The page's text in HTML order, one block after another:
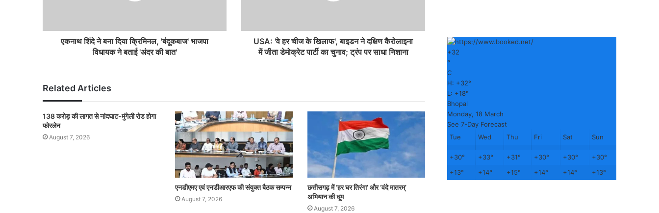
एकनाथ शिंदे ने बना दिया क्रिमिनल, 'बंदूकबाज' भाजपा
विधायक ने बताई 'अंदर की बात'
USA: 'वे हर चीज के खिलाफ', बाइडन ने दक्षिण कैरोलाइना
में जीता डेमोक्रेट पार्टी का चुनाव; ट्रंप पर साधा निशाना
Related Articles
138 करोड़ की लागत से नांदघाट-मुंगेली रोड होगा
फोरलेन
August 7, 2026
एनडीएमए एवं एनडीआरएफ की संयुक्त बैठक सम्पन्न
August 7, 2026
छत्तीसगढ़ में ‘हर घर तिरंगा’ और ‘वंदे मातरम्’
अभियान की धूम
August 7, 2026
+32
°
C
H: +32°
L: +18°
Bhopal
Monday, 18 March
See 7-Day Forecast
Tue
Wed Thu Fri Sat Sun
+30° +33° +31° +30° +30° +30°
+13° +14° +15° +14° +14° +13°